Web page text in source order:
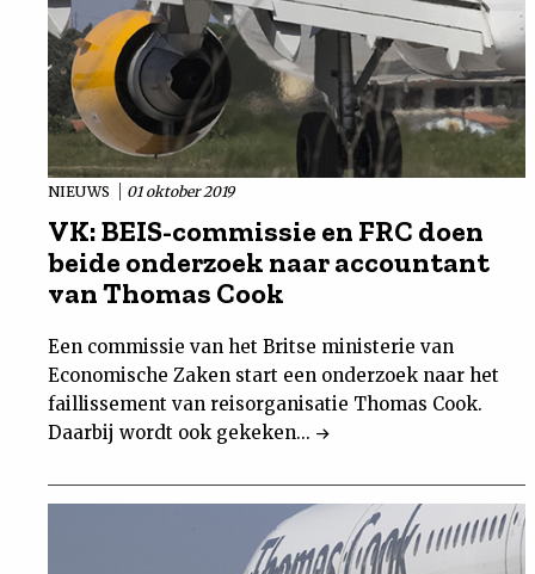
NIEUWS 01 oktober 2019
VK: BEIS-commissie en FRC doen
beide onderzoek naar accountant
van Thomas Cook
Een commissie van het Britse ministerie van
Economische Zaken start een onderzoek naar het
faillissement van reisorganisatie Thomas Cook.
Daarbij wordt ook gekeken...